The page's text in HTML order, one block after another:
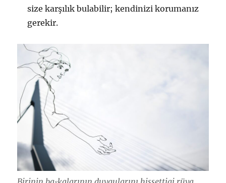
size karşılık bulabilir; kendinizi korumanız
gerekir.